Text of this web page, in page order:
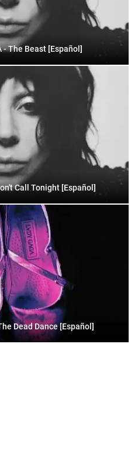
- The Beast [Español]
Call Tonight [Español]
Dead Dance [Español]